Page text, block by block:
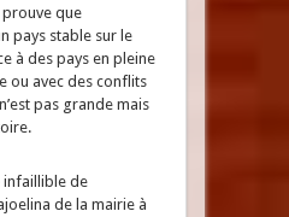
que
pays stable sur le
à des pays en pleine
ou avec des conflits
pas grande mais
infaillible de
de la mairie à